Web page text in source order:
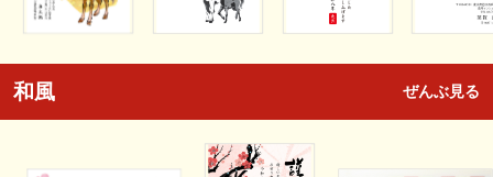
和風 ぜんぶ見る